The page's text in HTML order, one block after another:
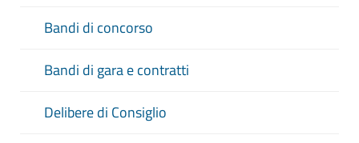
Bandi di concorso
Bandi di gara e contratti
Delibere di Consiglio